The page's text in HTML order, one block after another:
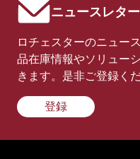
ニュースレタ
ロチェスターのニュー
品在庫情報やソリュー
きます。是非ご登録くだ
登録